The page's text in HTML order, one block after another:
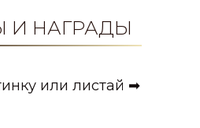
И НАГРАДЫ
или листай ➡